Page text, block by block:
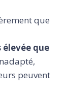
que
que
peuvent